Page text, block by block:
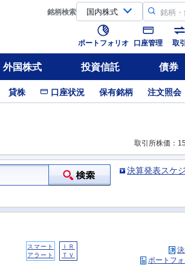
銘柄検索
ポートフォリオ 口座管理 取引
外国株式 投資信託 債券
貸株 口座状況 保有銘柄 注文照会
取引所株価：
決算発表スケ
スマート
アラート
ＩＲ
ＴＶ
ポートフ